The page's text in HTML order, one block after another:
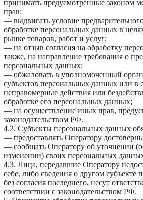
принимать предусмотренные законом
прав;
— выдвигать условие
обработке персональных данных в
рынке товаров, работ и услуг;
— на отзыв согласия на обработку
также, на направление требования о
персональных данных;
— обжаловать в уполномоченный
субъектов персональных данных или в
неправомерные действия или
обработке его персональных данных;
— на осуществление иных прав,
законодательством РФ.
4.2. Субъекты персональных данных
— предоставлять Оператору
— сообщать Оператору об уточнении
изменении) своих персональных
4.3. Лица, передавшие Оператору
себе, либо сведения о другом субъекте
без согласия последнего, несут
соответствии с законодательством РФ.